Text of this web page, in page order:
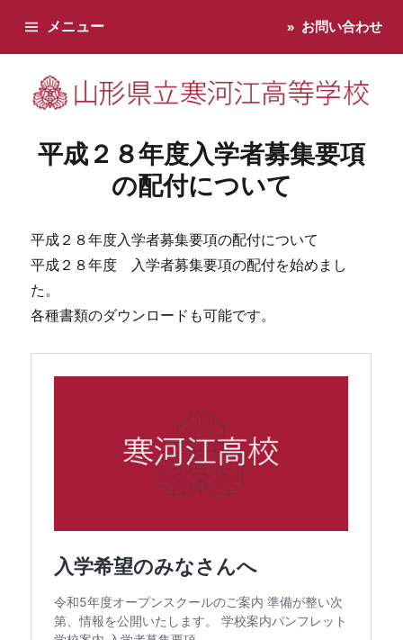
寒河江高校です。学校からのお知らせ、学校生活などお知らせし
メニュー お問い合わせ
平成２８年度入学者募集要項
の配付について
平成２８年度入学者募集要項の配付について
平成２８年度 入学者募集要項の配付を始めまし
た。
各種書類のダウンロードも可能です。